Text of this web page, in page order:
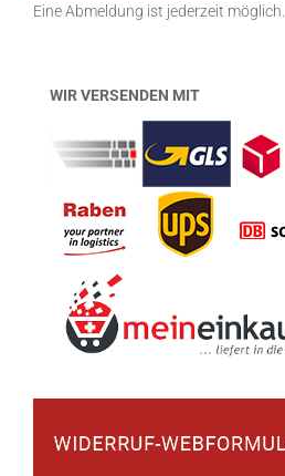
Eine Abmeldung ist jederzeit möglich.
WIR VERSENDEN MIT